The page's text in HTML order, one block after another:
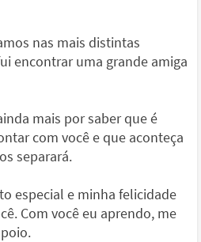
nas mais distintas
encontrar uma grande amiga
mais por saber que é
com você e que aconteça
separará.
especial e minha felicidade
Com você eu aprendo, me